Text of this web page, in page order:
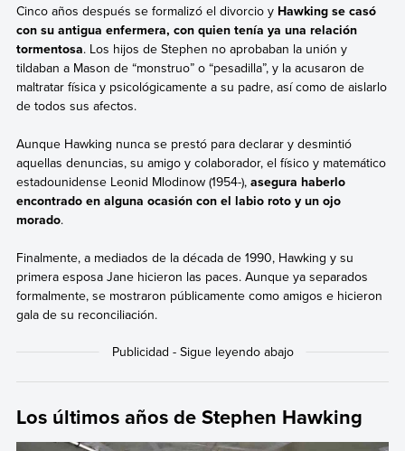
Cinco años después se formalizó el divorcio y Hawking se casó
con su antigua enfermera, con quien tenía ya una relación
tormentosa. Los hijos de Stephen no aprobaban la unión y
tildaban a Mason de “monstruo” o “pesadilla”, y la acusaron de
maltratar física y psicológicamente a su padre, así como de aislarlo
de todos sus afectos.
Aunque Hawking nunca se prestó para declarar y desmintió
aquellas denuncias, su amigo y colaborador, el físico y matemático
estadounidense Leonid Mlodinow (1954-), asegura haberlo
encontrado en alguna ocasión con el labio roto y un ojo
morado.
Finalmente, a mediados de la década de 1990, Hawking y su
primera esposa Jane hicieron las paces. Aunque ya separados
formalmente, se mostraron públicamente como amigos e hicieron
gala de su reconciliación.
Los últimos años de Stephen Hawking